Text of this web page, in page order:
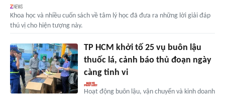
Khoa học và nhiều cuốn sách về tâm lý học đã đưa ra những lời giải đáp
thú vị cho hiện tượng này.
TP HCM khởi tố 25 vụ buôn lậu
thuốc lá, cảnh báo thủ đoạn ngày
càng tinh vi
Hoạt động buôn lậu, vận chuyển và kinh doanh